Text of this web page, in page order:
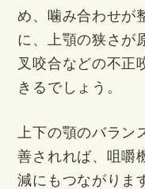
め、噛み合わせが
に、上顎の狭さが
叉咬合などの不正
きるでしょう。
上下の顎のバラ
善されれば、咀嚼
減にもつながりま